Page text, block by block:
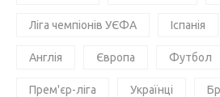
Ліга чемпіонів УЄФА Іспанія
Англія Європа Футбол
Прем'єр-ліга Українці